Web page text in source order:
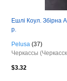
Ешлі Коул. Збірна
р.
Pelusa (37)
Черкассы
$3.32